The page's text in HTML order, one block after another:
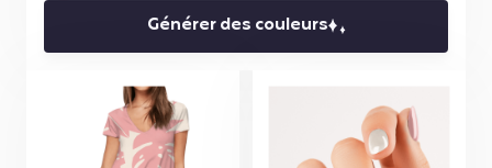
Générer des couleurs